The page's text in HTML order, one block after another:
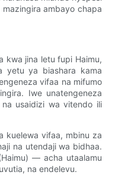
ambayo chapa
kwa jina letu fupi Haimu,
yetu ya biashara kama
vifaa na mifumo
Iwe unatengeneza
usaidizi wa vitendo ili
kuelewa vifaa, mbinu za
na utendaji wa bidhaa.
— acha utaalamu
na endelevu.